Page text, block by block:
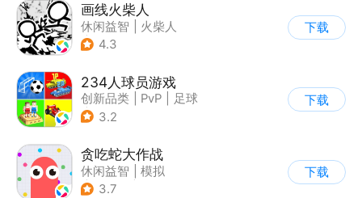
画线火柴人
休闲益智
火柴人
| DIY
4.3
下载
234人球员游戏
创新品类 PvP
足球
| 千人同屏
3.2
下载
贪吃蛇大作战
休闲益智
模拟
| 贪吃蛇
3.7
下载